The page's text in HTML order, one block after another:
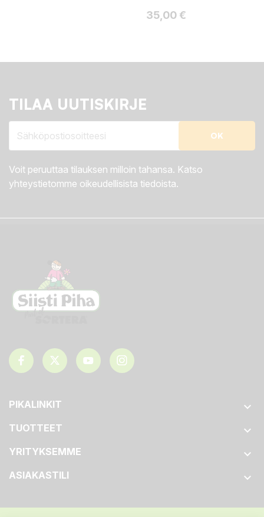
Hinta
35,00 €
TILAA UUTISKIRJE
Voit peruuttaa tilauksen milloin tahansa. Katso
yhteystietomme oikeudellisista tiedoista.
PIKALINKIT 
TUOTTEET 
YRITYKSEMME 
ASIAKASTILI 